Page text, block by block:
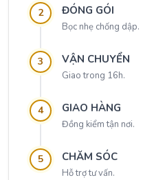
2 ĐÓNG GÓI
Bọc nhẹ chống dập.
3 VẬN CHUYỂN
Giao trong 16h.
4 GIAO HÀNG
Đồng kiểm tận nơi.
5 CHĂM SÓC
Hỗ trợ tư vấn.